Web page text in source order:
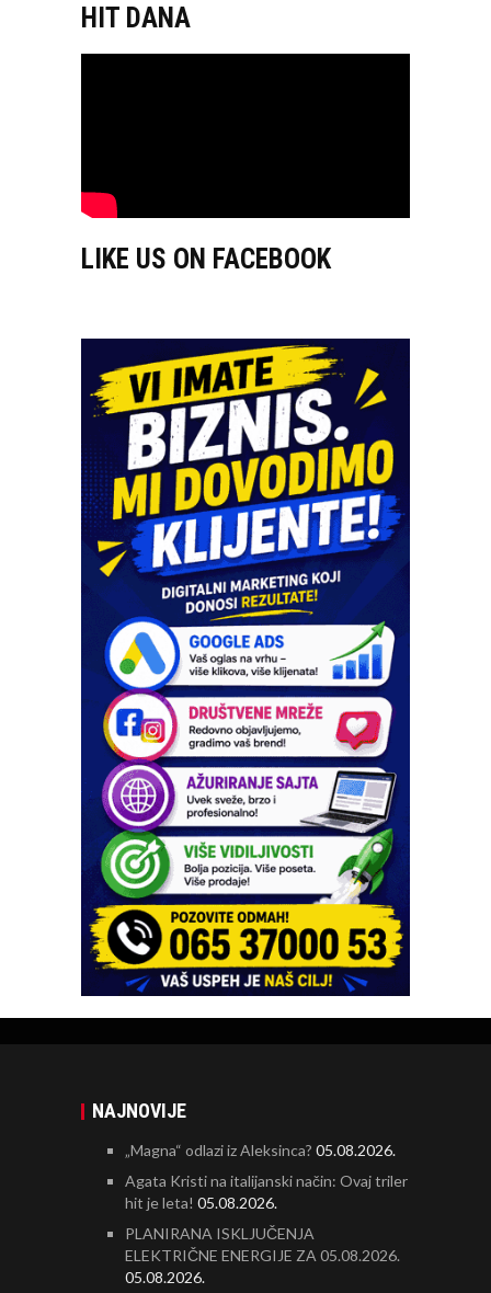
HIT DANA
LIKE US ON FACEBOOK
NAJNOVIJE
„Magna“ odlazi iz Aleksinca? 05.08.2026.
Agata Kristi na italijanski način: Ovaj triler
hit je leta! 05.08.2026.
PLANIRANA ISKLJUČENJA
ELEKTRIČNE ENERGIJE ZA 05.08.2026.
05.08.2026.